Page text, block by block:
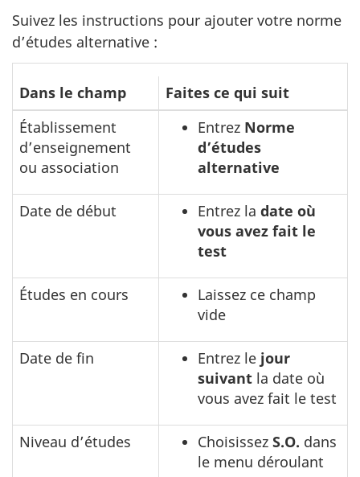
Suivez les instructions pour ajouter votre norme
d’études alternative :
Suivez
les
instructions
ci-
dessous
pour
norme
d’études
Dans le champ
Faites ce qui suit
Établissement
d’enseignement
ou association
Entrez Norme
d’études
alternative
Date de début Entrez la date où
vous avez fait le
test
Études en cours
Laissez ce champ
vide
Date de fin Entrez le jour
suivant la date où
vous avez fait le test
Niveau d’études Choisissez S.O. dans
le menu déroulant